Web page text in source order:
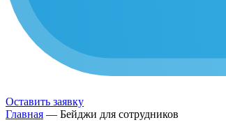
Оставить заявку
Главная — Бейджи для сотрудников